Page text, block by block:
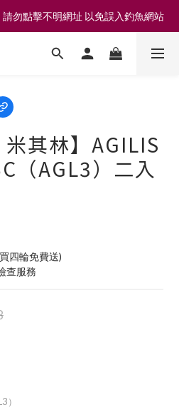
館滿999免運 | 可門市取貨/安裝
勿點擊不明網址 以免誤入釣魚網站
館滿999免運 | 可門市取貨/安裝
米其林】AGILIS
（AGL3）二入
四輪免費送)
查服務
）